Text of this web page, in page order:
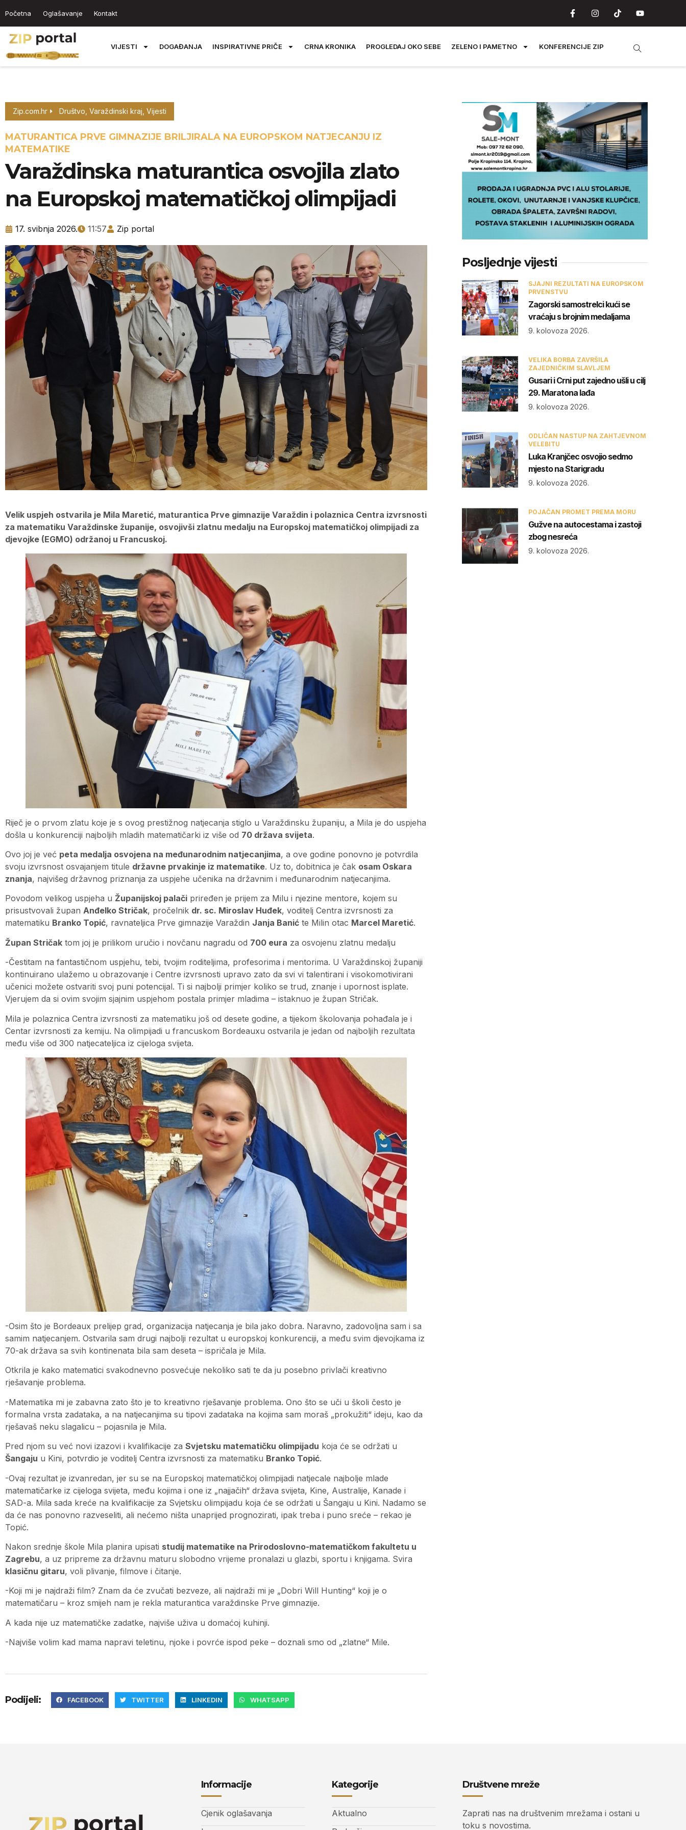
Početna Oglašavanje Kontakt
VIJESTI DOGAĐANJA INSPIRATIVNE PRIČE CRNA KRONIKA PROGLEDAJ OKO SEBE ZELENO I PAMETNO KONFERENCIJE ZIP
Zip.com.hr Društvo Varaždinski kraj Vijesti
MATURANTICA PRVE GIMNAZIJE BRILJIRALA NA EUROPSKOM NATJECANJU IZ
MATEMATIKE
Varaždinska maturantica osvojila zlato
na Europskoj matematičkoj olimpijadi
17. svibnja 2026. 11:57 Zip portal
Velik uspjeh ostvarila je Mila Maretić, maturantica Prve gimnazije Varaždin i polaznica Centra izvrsnosti
za matematiku Varaždinske županije, osvojivši zlatnu medalju na Europskoj matematičkoj olimpijadi za
djevojke (EGMO) održanoj u Francuskoj.
Riječ je o prvom zlatu koje je s ovog prestižnog natjecanja stiglo u Varaždinsku županiju, a Mila je do uspjeha
došla u konkurenciji najboljih mladih matematičarki iz više od 70 država svijeta.
Ovo joj je već peta medalja osvojena na međunarodnim natjecanjima, a ove godine ponovno je potvrdila
svoju izvrsnost osvajanjem titule državne prvakinje iz matematike. Uz to, dobitnica je čak osam Oskara
znanja, najvišeg državnog priznanja za uspjehe učenika na državnim i međunarodnim natjecanjima.
Povodom velikog uspjeha u Županijskoj palači priređen je prijem za Milu i njezine mentore, kojem su
prisustvovali župan Anđelko Stričak, pročelnik dr. sc. Miroslav Huđek, voditelj Centra izvrsnosti za
matematiku Branko Topić, ravnateljica Prve gimnazije Varaždin Janja Banić te Milin otac Marcel Maretić.
Župan Stričak tom joj je prilikom uručio i novčanu nagradu od 700 eura za osvojenu zlatnu medalju
-Čestitam na fantastičnom uspjehu, tebi, tvojim roditeljima, profesorima i mentorima. U Varaždinskoj županiji
kontinuirano ulažemo u obrazovanje i Centre izvrsnosti upravo zato da svi vi talentirani i visokomotivirani
učenici možete ostvariti svoj puni potencijal. Ti si najbolji primjer koliko se trud, znanje i upornost isplate.
Vjerujem da si ovim svojim sjajnim uspjehom postala primjer mladima – istaknuo je župan Stričak.
Mila je polaznica Centra izvrsnosti za matematiku još od desete godine, a tijekom školovanja pohađala je i
Centar izvrsnosti za kemiju. Na olimpijadi u francuskom Bordeauxu ostvarila je jedan od najboljih rezultata
među više od 300 natjecateljica iz cijeloga svijeta.
-Osim što je Bordeaux prelijep grad, organizacija natjecanja je bila jako dobra. Naravno, zadovoljna sam i sa
samim natjecanjem. Ostvarila sam drugi najbolji rezultat u europskoj konkurenciji, a među svim djevojkama iz
70-ak država sa svih kontinenata bila sam deseta – ispričala je Mila.
Otkrila je kako matematici svakodnevno posvećuje nekoliko sati te da ju posebno privlači kreativno
rješavanje problema.
-Matematika mi je zabavna zato što je to kreativno rješavanje problema. Ono što se uči u školi često je
formalna vrsta zadataka, a na natjecanjima su tipovi zadataka na kojima sam moraš „prokužiti“ ideju, kao da
rješavaš neku slagalicu – pojasnila je Mila.
Pred njom su već novi izazovi i kvalifikacije za Svjetsku matematičku olimpijadu koja će se održati u
Šangaju u Kini, potvrdio je voditelj Centra izvrsnosti za matematiku Branko Topić.
-Ovaj rezultat je izvanredan, jer su se na Europskoj matematičkoj olimpijadi natjecale najbolje mlade
matematičarke iz cijeloga svijeta, među kojima i one iz „najjačih“ država svijeta, Kine, Australije, Kanade i
SAD-a. Mila sada kreće na kvalifikacije za Svjetsku olimpijadu koja će se održati u Šangaju u Kini. Nadamo se
da će nas ponovno razveseliti, ali nećemo ništa unaprijed prognozirati, ipak treba i puno sreće – rekao je
Topić.
Nakon srednje škole Mila planira upisati studij matematike na Prirodoslovno-matematičkom fakultetu u
Zagrebu, a uz pripreme za državnu maturu slobodno vrijeme pronalazi u glazbi, sportu i knjigama. Svira
klasičnu gitaru, voli plivanje, filmove i čitanje.
-Koji mi je najdraži film? Znam da će zvučati bezveze, ali najdraži mi je „Dobri Will Hunting“ koji je o
matematičaru – kroz smijeh nam je rekla maturantica varaždinske Prve gimnazije.
A kada nije uz matematičke zadatke, najviše uživa u domaćoj kuhinji.
-Najviše volim kad mama napravi teletinu, njoke i povrće ispod peke – doznali smo od „zlatne“ Mile.
Podijeli: FACEBOOK TWITTER LINKEDIN WHATSAPP
Posljednje vijesti
SJAJNI REZULTATI NA EUROPSKOM
PRVENSTVU
Zagorski samostrelci kući se
vraćaju s brojnim medaljama
9. kolovoza 2026.
VELIKA BORBA ZAVRŠILA
ZAJEDNIČKIM SLAVLJEM
Gusari i Crni put zajedno ušli u cilj
29. Maratona lađa
9. kolovoza 2026.
ODLIČAN NASTUP NA ZAHTJEVNOM
VELEBITU
Luka Kranjčec osvojio sedmo
mjesto na Starigradu
9. kolovoza 2026.
POJAČAN PROMET PREMA MORU
Gužve na autocestama i zastoji
zbog nesreća
9. kolovoza 2026.
Informacije
Cjenik oglašavanja
Kategorije
Aktualno
Društvene mreže
Zaprati nas na društvenim mrežama i ostani u
toku s novostima.